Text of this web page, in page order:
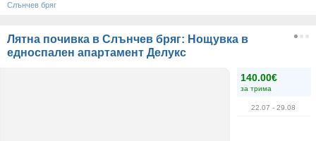
Слънчев бряг
Лятна почивка в Слънчев бряг: Нощувка в
едноспален апартамент Делукс
140.00€
за трима
22.07 - 29.08